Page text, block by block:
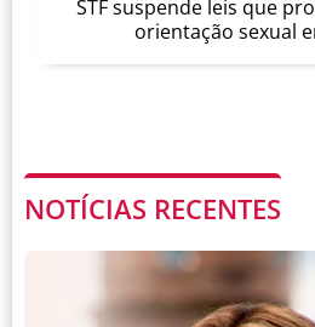
STF suspende leis que
orientação sexual
NOTÍCIAS RECENTES